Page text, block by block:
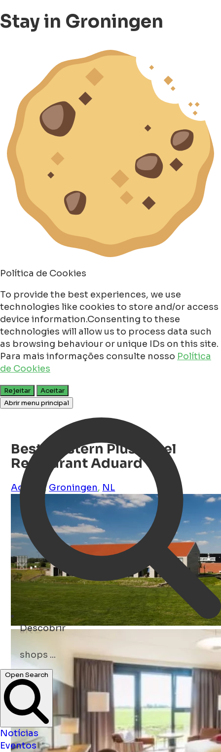
Stay in Groningen
Política de Cookies
To provide the best experiences, we use
technologies like cookies to store and/or access
device information.Consenting to these
technologies will allow us to process data such
as browsing behaviour or unique IDs on this site.
Para mais informações consulte nosso Política
de Cookies
Rejeitar
Aceitar
Abrir menu principal
Descobrir
Open Search
Notícias
Eventos
Localizações
Best Western Plus Hotel
Restaurant Aduard
Aduard ,Groningen, NL